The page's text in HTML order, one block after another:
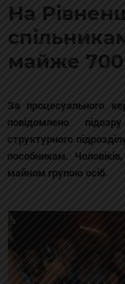
На
майже 700
За процесуального
повідомлено
структурного
пособникам.
майном групою осіб.